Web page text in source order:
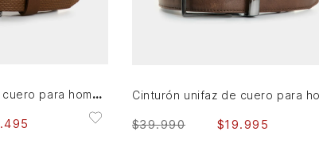
Cinturón unifaz de cuero para hombre Kay
.495 $39.990 $19.995